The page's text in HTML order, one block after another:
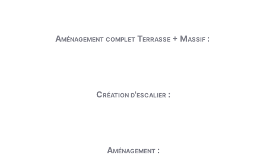
Aménagement complet Terrasse + Massif :
Création d'escalier :
Aménagement :